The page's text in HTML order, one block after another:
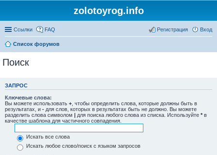
zolotoyrog.info
Ссылки FAQ Вход
Регистрация
Список форумов
Поиск
ЗАПРОС
Ключевые слова:
Вы можете использовать + , чтобы определить слова, которые должны быть в
результатах, и - для слов, которых в результатах быть не должно. Вы можете
разделить слова символом | для поиска любого слова из списка. Используйте * в
качестве шаблона для частичного совпадения.
Искать все слова
Искать любое слово/поиск с языком запросов